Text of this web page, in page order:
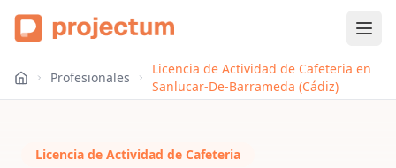
Profesionales
Licencia de Actividad de Cafeteria en
Sanlucar-De-Barrameda (Cádiz)
Licencia de Actividad de Cafeteria